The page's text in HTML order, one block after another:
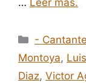
… Leer mas.
Categorías
-
Montoya,
Diaz, Victor